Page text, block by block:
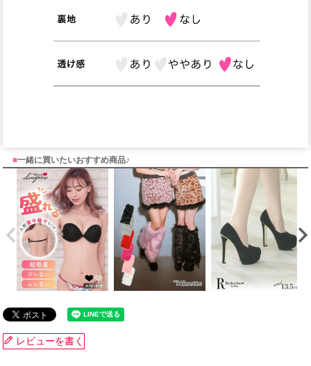
■一緒に買いたいおすすめ商品♪
レビューを書く